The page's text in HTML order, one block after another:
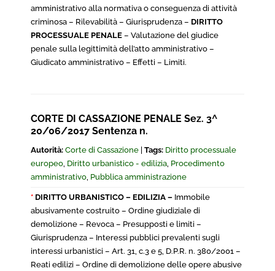
amministrativo alla normativa o conseguenza di attività
criminosa – Rilevabilità – Giurisprudenza – DIRITTO
PROCESSUALE PENALE – Valutazione del giudice
penale sulla legittimità dell’atto amministrativo –
Giudicato amministrativo – Effetti – Limiti.
CORTE DI CASSAZIONE PENALE Sez. 3^
20/06/2017 Sentenza n.
Autorità: Corte di Cassazione Tags: Diritto processuale
europeo, Diritto urbanistico - edilizia, Procedimento
amministrativo, Pubblica amministrazione
* DIRITTO URBANISTICO – EDILIZIA – Immobile
abusivamente costruito – Ordine giudiziale di
demolizione – Revoca – Presupposti e limiti –
Giurisprudenza – Interessi pubblici prevalenti sugli
interessi urbanistici – Art. 31, c.3 e 5, D.P.R. n. 380/2001 –
Reati edilizi – Ordine di demolizione delle opere abusive